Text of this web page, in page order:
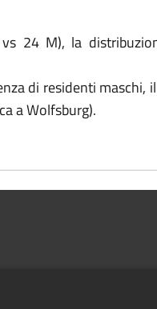
24 M), la
di residenti maschi,
a Wolfsburg).